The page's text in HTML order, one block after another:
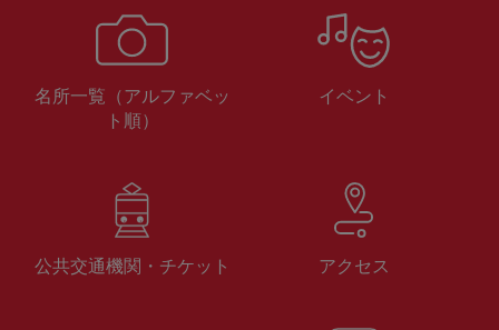
名所一覧（アルファベッ
ト順）
イベント
公共交通機関・チケット アクセス